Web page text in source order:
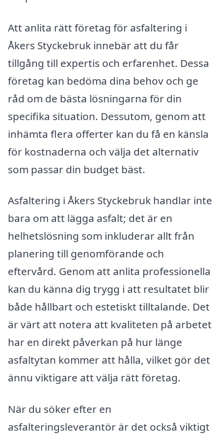
Att anlita rätt företag för asfaltering i
Åkers Styckebruk innebär att du får
tillgång till expertis och erfarenhet. Dessa
företag kan bedöma dina behov och ge
råd om de bästa lösningarna för din
specifika situation. Dessutom, genom att
inhämta flera offerter kan du få en känsla
för kostnaderna och välja det alternativ
som passar din budget bäst.
Asfaltering i Åkers Styckebruk handlar inte
bara om att lägga asfalt; det är en
helhetslösning som inkluderar allt från
planering till genomförande och
eftervård. Genom att anlita professionella
kan du känna dig trygg i att resultatet blir
både hållbart och estetiskt tilltalande. Det
är värt att notera att kvaliteten på arbetet
har en direkt påverkan på hur länge
asfaltytan kommer att hålla, vilket gör det
ännu viktigare att välja rätt företag.
När du söker efter en
asfalteringsleverantör är det också viktigt